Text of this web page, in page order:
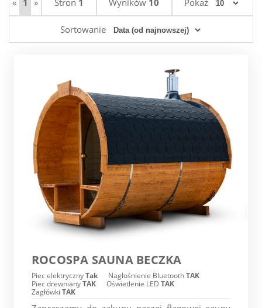
Sortowanie
ROCOSPA SAUNA BECZKA
Piec elektrycznyTak Nagłośnienie BluetoothTAK
Piec drewnianyTAK Oświetlenie LED TAK
Zagłówki TAK